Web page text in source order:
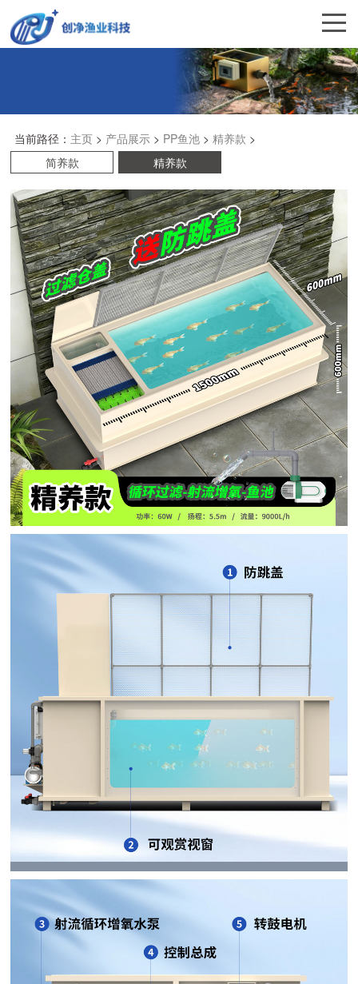
当前路径： 主页> 产品展示> PP鱼池> 精养款 >
简养款
精养款